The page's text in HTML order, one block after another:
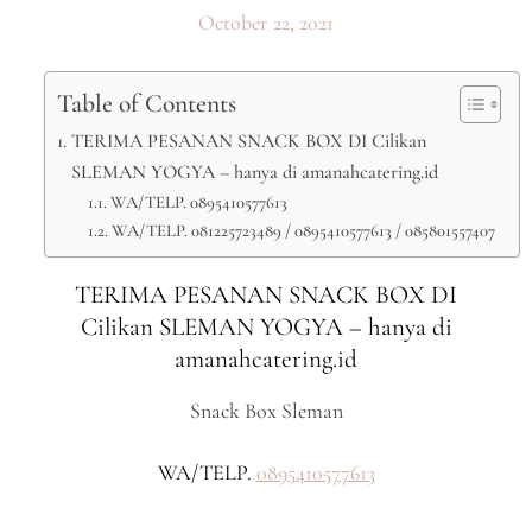
October 22, 2021
Table of Contents
TERIMA PESANAN SNACK BOX DI Cilikan
SLEMAN YOGYA – hanya di amanahcatering.id
WA/TELP. 0895410577613
WA/TELP. 081225723489 / 0895410577613 / 085801557407
TERIMA PESANAN SNACK BOX DI
Cilikan SLEMAN YOGYA – hanya di
amanahcatering.id
Snack Box Sleman
WA/TELP. 0895410577613